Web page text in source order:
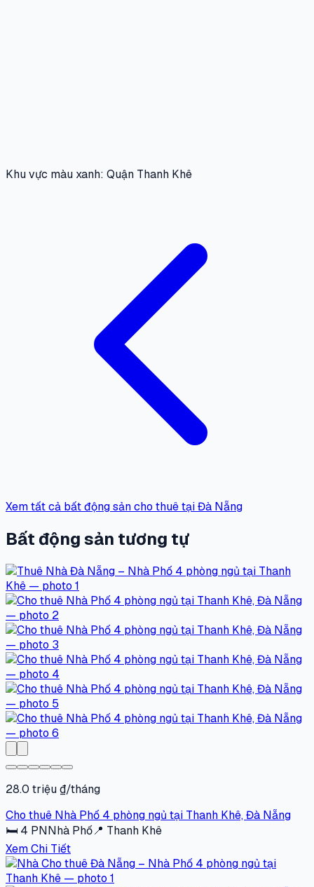
Khu vực màu xanh: Quận Thanh Khê
Xem tất cả bất động sản cho thuê tại Đà Nẵng
Bất động sản tương tự
28.0 triệu ₫/tháng
Cho thuê Nhà Phố 4 phòng ngủ tại Thanh Khê, Đà Nẵng
🛏 4 PNNhà Phố📍 Thanh Khê
Xem Chi Tiết